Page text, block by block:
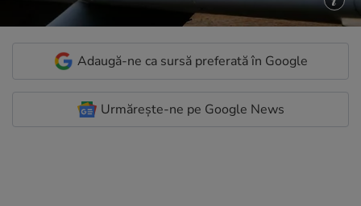
Adaugă-ne ca sursă preferată în Google
Urmărește-ne pe Google News